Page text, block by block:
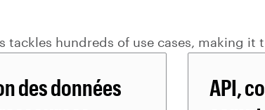
tackles hundreds of use cases, making
des données
API,